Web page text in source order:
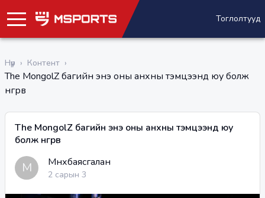
Тоглолтууд
Нүүр › Контент ›
The MongolZ багийн энэ оны анхны тэмцээнд юу болж
өнгөрөв
The MongolZ багийн энэ оны анхны тэмцээнд юу
болж өнгөрөв
М Мөнхбаясгалан
2 сарын 3